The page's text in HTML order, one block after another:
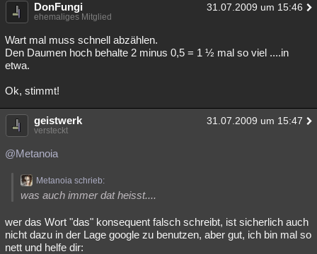
DonFungi 31.07.2009 um 15:46
ehemaliges Mitglied
Wart mal muss schnell abzählen.
Den Daumen hoch behalte 2 minus 0,5 = 1 ½ mal so viel ....in
etwa.
Ok, stimmt!
geistwerk 31.07.2009 um 15:47
versteckt
@Metanoia
Metanoia schrieb:
was auch immer dat heisst....
wer das Wort "das" konsequent falsch schreibt, ist sicherlich auch
nicht dazu in der Lage google zu benutzen, aber gut, ich bin mal so
nett und helfe dir: